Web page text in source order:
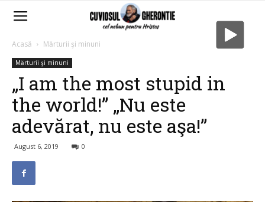
Acasă Mărturii şi minuni
Mărturii şi minuni
„I am the most stupid in
the world!” „Nu este
adevărat, nu este aşa!”
August 6, 2019 0